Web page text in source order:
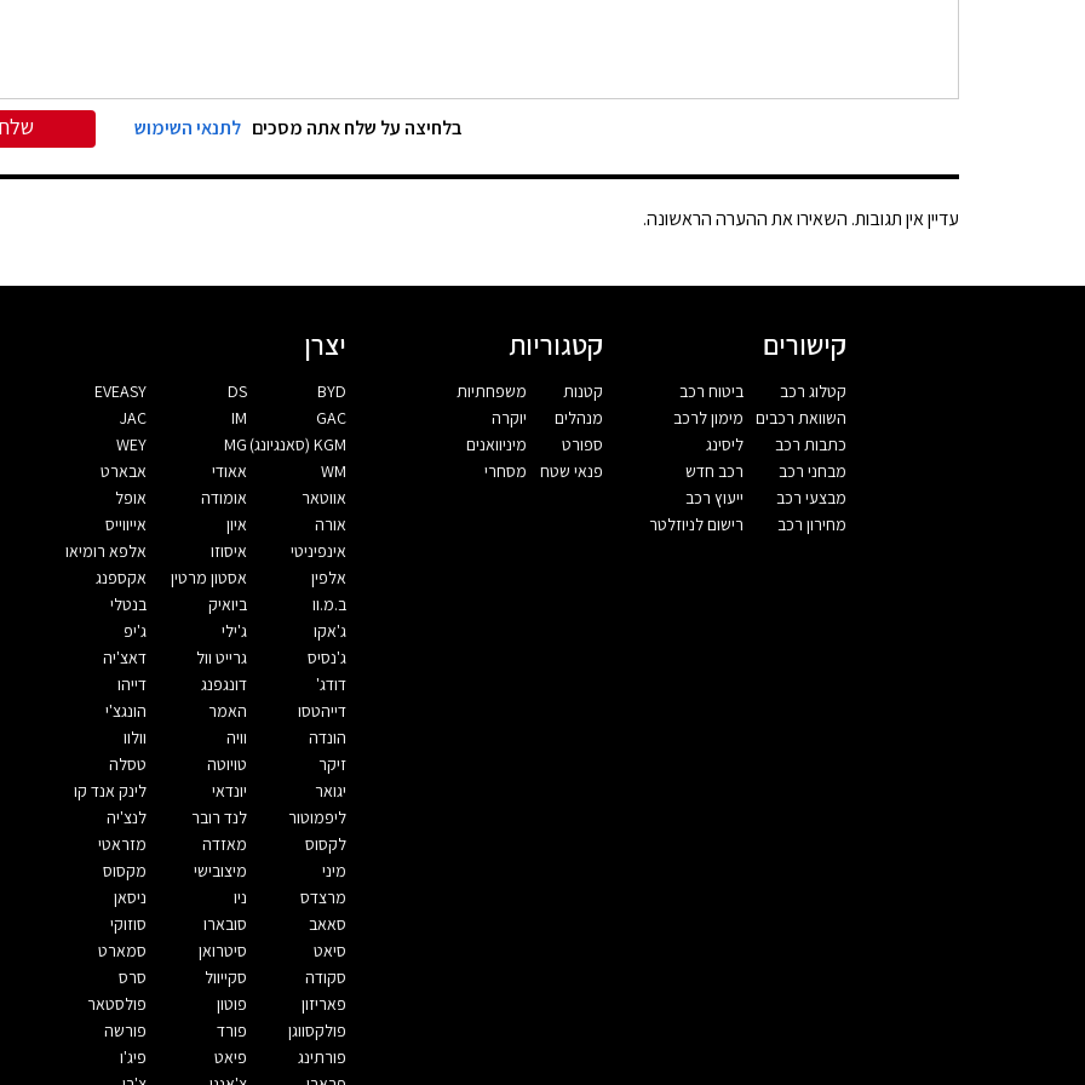
בלחיצה על שלח אתה מסכים לתנאי השימוש
עדיין אין תגובות. השאירו את ההערה הראשונה.
קישורים
קטלוג רכב
השוואת רכבים
כתבות רכב
מבחני רכב
מבצעי רכב
מחירון רכב
ביטוח רכב
מימון לרכב
ליסינג
רכב חדש
ייעוץ רכב
רישום לניוזלטר
קטגוריות
קטנות
מנהלים
ספורט
פנאי שטח
משפחתיות
יוקרה
מיניוואנים
מסחרי
יצרן
BYD
DS
EVEASY
GAC
IM
JAC
KGM (סאנגיונג)
MG
WEY
WM
אאודי
אבארט
אווטאר
אומודה
אופל
אורה
איון
אייווייס
אינפיניטי
איסוזו
אלפא רומיאו
אלפין
אסטון מרטין
אקספנג
ב.מ.וו
ביואיק
בנטלי
ג'אקו
ג'ילי
ג'יפ
ג'נסיס
גרייט וול
דאצ'יה
דודג'
דונגפנג
דייהו
דייהטסו
האמר
הונגצ'י
הונדה
וויה
וולוו
זיקר
טויוטה
טסלה
יגואר
יונדאי
לינק אנד קו
ליפמוטור
לנד רובר
לנצ'יה
לקסוס
מאזדה
מזראטי
מיני
מיצובישי
מקסוס
מרצדס
ניו
ניסאן
סאאב
סובארו
סוזוקי
סיאט
סיטרואן
סמארט
סקודה
סקייוול
סרס
פאריזון
פוטון
פולסטאר
פולקסווגן
פורד
פורשה
פורתינג
פיאט
פיג'ו